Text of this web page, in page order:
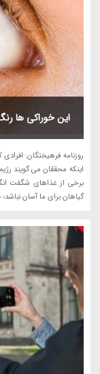
این خوراکی ها
روزنامه فرهیختگان:
اینکه محققان می گویند
برخی از غذاهای شگفت
گیاهان برای ما آسان نباشد؛